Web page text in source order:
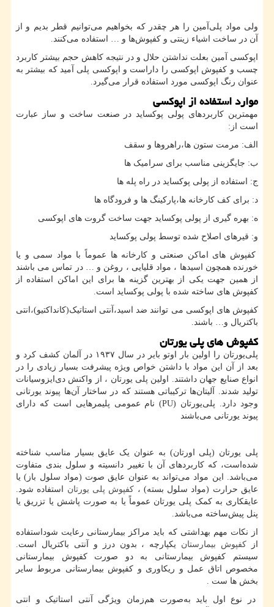
ولی مواد پلی‌آمین را هر چقدر که بخواهیم می‌توانیم قطر بدیم و از
آن در ساخت اشیاء زینتی و کفپوش‌ها و … استفاده می‌کنند.
اپوکسی آمین بعلت نداشتن حلال و در نتیجه کاهش حجم بیشتر کاربرد
چسب و کفپوش اپوکسی را داراست و اپوکسی پلی آمید که بیشتر به
عنوان رنگ اپوکسی مورد استفاده قرار می‌گیرد.
موارد استفاده از اپوکسی
مهمترین کاربردهای پولی پوکساید در صنعت ساخت و ساز عبارت
است از:
الف: مرمت ستون ها،راهروها و سقف
ب: جایگزینی مناسب برای سرامیک ها
ج: استفاده از پولی پوکساید در راه پله ها
د: برای کف کارخانه ها،پارکینگ ها و فرودگاه ها
ه: بهره گیری از پولی پوکساید جهت ساخت گروت های اپوکسی
و: قیرهای اصلاح شده توسط پولی پوکساید
کفپوش های اماکن صنعتی و کارخانه ها عموماً با مواد سمی و یا
خورنده همچون اسیدها ، مواد قلیایی ، روغن و … در تماس می باشند
از همین جهت یکی از بهترین گزینه ها برای این اماکن استفاده از
کفپوش های ساخته شده با پولی پوکساید است.
کفپوش های اپوکسی می توانند ضد اسید،آنتی استاتیک(کانداکتیو)،انتی
باکتریال و… باشند.
کفپوش های پلی یورتان
پلی‌یورتان را اولین بار اوتو بایر در سال ۱۹۳۷ در آلمان کشف کرد و
بعد از آن این مواد با داشتن خواص ویژه پیشرفت بسیار زیادی را در
انواع صنایع جهان داشتند. اولین پلی ‌یورتان ، از واکنش دی‌ایزوسیانات
تولید شدند. آلیتان‌ها ترکیباتی هستند که در ساختار آن‌ها پیوند یورتانی
وجود دارد. پلی‌یورتان (PU) نام عمومی پلیمرهایی است که دارای
پیوند یورتانی می‌باشند
پلی یورتان (پلی اورتان) به عنوان یک عایق بسیار مناسب شناخته
شده‌است، که کاربردهای آن با تغییر دانسیته و سلول بندی متفاوت
می‌باشد. این مواد می‌تواند به عنوان عایق صوت (مواد سلول باز) یا
عایق حرارت (مواد سلول بسته) ، کفپوش پلی یورتان استفاده شود.
عایقکاری به کمک پلی یورتان عموماً یا به صورت پاشش یا تزریق یا
پنل پیش‌ساخته می‌باشد.
از نکات مهم بهداشتی که باید مراکز بیمارستانی رعایت شوداستفاده
از کفپوش بیمارستان یکپارچه ، بدون درز و آنتی باکتریال است.
سیستم کفپوش بیمارستانی به دو صورت کفپوش بیمارستانی
مخصوص اتاق عمل و ریکاوری و کفپوش بیمارستانی مربوط سایر
بخش ها ست .
در نوع اول باید به‌صورت هم‌زمان ویژگی آنتی استاتیک و انتی